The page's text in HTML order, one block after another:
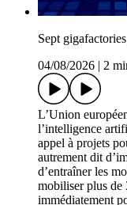
Sept
04/08/2026
2
L’Union
l’intelligence
appel à projets
autrement dit
d’entraîner les
mobiliser plus de
immédiatement